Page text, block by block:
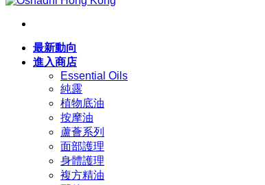
最新動向
進入商店
Essential Oils
純露
植物底油
按摩油
蘆薈系列
面部護理
身體護理
複方精油